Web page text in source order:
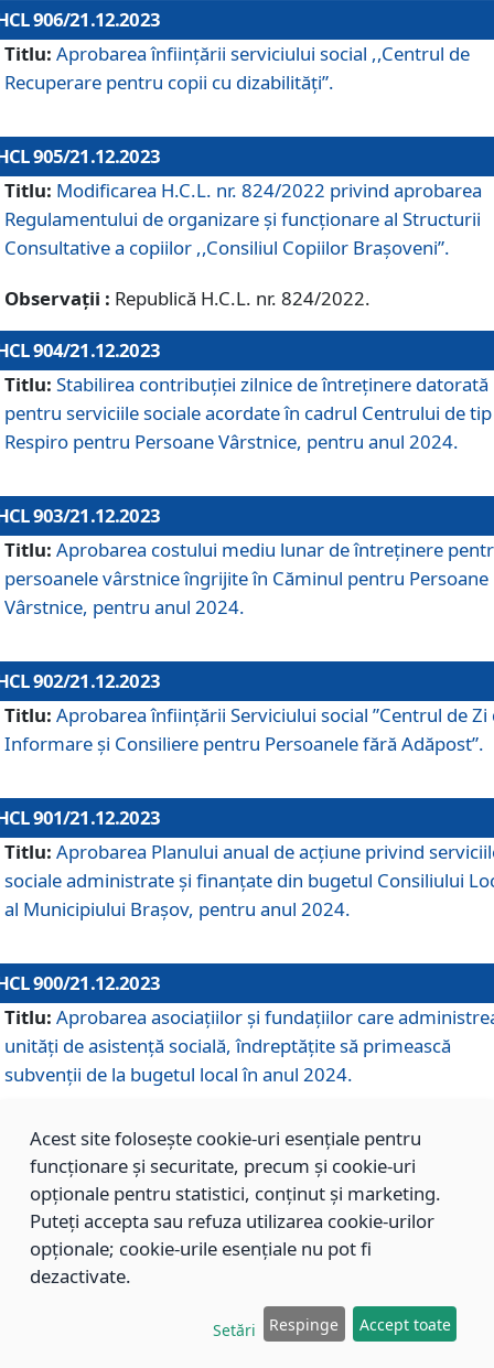
906/21.12.2023
Titlu: Aprobarea înființării serviciului social ,,Centrul de
Recuperare pentru copii cu dizabilități”.
905/21.12.2023
Titlu: Modificarea H.C.L. nr. 824/2022 privind aprobarea
Regulamentului de organizare şi funcţionare al Structurii
Consultative a copiilor ,,Consiliul Copiilor Braşoveni”.
Observații : Republică H.C.L. nr. 824/2022.
904/21.12.2023
Titlu: Stabilirea contribuţiei zilnice de întreținere datorată
pentru serviciile sociale acordate în cadrul Centrului de tip
Respiro pentru Persoane Vârstnice, pentru anul 2024.
903/21.12.2023
Titlu: Aprobarea costului mediu lunar de întreţinere
persoanele vârstnice îngrijite în Căminul pentru Persoane
Vârstnice, pentru anul 2024.
902/21.12.2023
Titlu: Aprobarea înființării Serviciului social ”Centrul de Zi
Informare și Consiliere pentru Persoanele fără Adăpost”.
901/21.12.2023
Titlu: Aprobarea Planului anual de acțiune privind
sociale administrate și finanțate din bugetul Consiliului
al Municipiului Brașov, pentru anul 2024.
900/21.12.2023
Titlu: Aprobarea asociațiilor şi fundațiilor care
unități de asistenţă socială, îndreptăţite să primească
subvenţii de la bugetul local în anul 2024.
899/21.12.2023
Aprobarea standardelor de cost pentru serviciile
sociale furnizate în cadrul Direcției de Asistență Socială
Brașov, pentru anul 2024.
Modificarea Anexei la H.C.L. nr. 91 din 09.02.2018,
Acest site folosește cookie-uri esențiale pentru
funcționare și securitate, precum și cookie-uri
opționale pentru statistici, conținut și marketing.
Puteți accepta sau refuza utilizarea cookie-urilor
opționale; cookie-urile esențiale nu pot fi
dezactivate.
Setări Respinge Accept toate